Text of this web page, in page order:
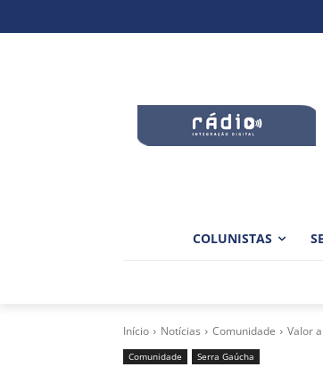
COLUNISTAS
Início Notícias Comunidade Valor
Comunidade Serra Gaúcha